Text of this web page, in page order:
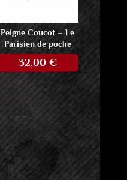
Peigne Coucot – Le
Parisien de poche
32,00 €